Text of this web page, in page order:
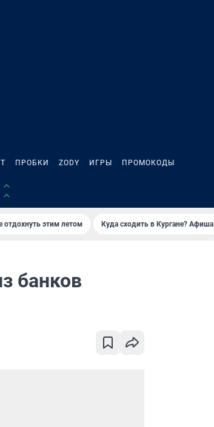
ПРОБКИ ZODY ИГРЫ ПРОМОКОДЫ
отдохнуть этим летом Куда сходить в Кургане? Афиша
банков